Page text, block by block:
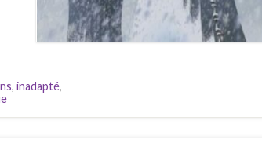
, inadapté,